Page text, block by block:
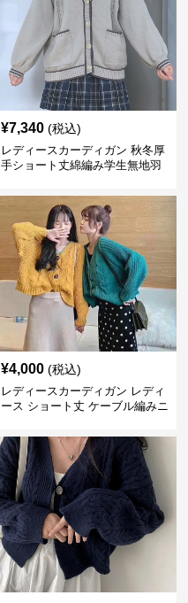
¥7,340 (税込)
レディースカーディガン 秋冬厚
手ショート丈綿編み学生無地羽
¥4,000 (税込)
レディースカーディガン レディ
ース ショート丈 ケーブル編みニ